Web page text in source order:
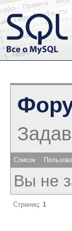
Список
Вы не
Страниц: 1